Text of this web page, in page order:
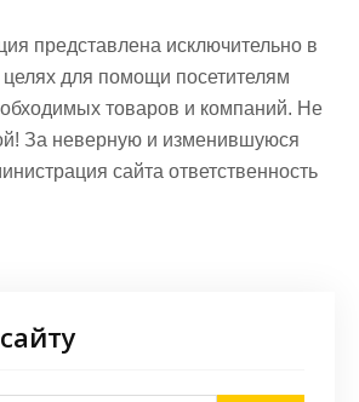
представлена исключительно в
для помощи посетителям
товаров и компаний. Не
За неверную и изменившуюся
сайта ответственность